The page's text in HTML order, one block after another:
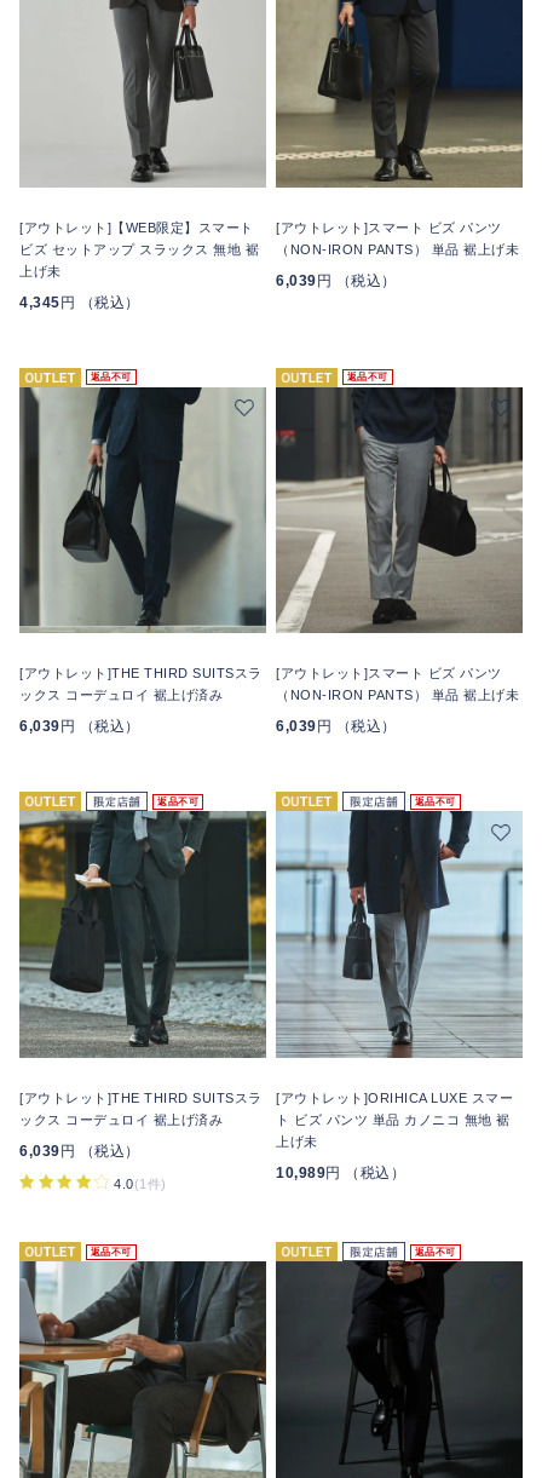
[アウトレット]【WEB限定】スマート
ビズ セットアップ スラックス 無地 裾
上げ未
4,345円 （税込）
[アウトレット]スマート ビズ パンツ
（NON-IRON PANTS） 単品 裾上げ未
6,039円 （税込）
返品不可
[アウトレット]THE THIRD SUITSスラ
ックス コーデュロイ 裾上げ済み
6,039 円 （税込）
返品不可
[アウトレット]スマート ビズ パンツ
（NON-IRON PANTS） 単品 裾上げ未
6,039 円 （税込）
返品不可
[アウトレット]THE THIRD SUITSスラ
ックス コーデュロイ 裾上げ済み
6,039 円 （税込）
4.0(1件)
返品不可
[アウトレット]ORIHICA LUXE スマー
ト ビズ パンツ 単品 カノニコ 無地 裾
上げ未
10,989円 （税込）
返品不可 返品不可